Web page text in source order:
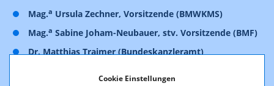
Cookie Einstellungen
Mag.a Ursula Zechner, Vorsitzende (BMWKMS)
Mag.a Sabine Joham-Neubauer, stv. Vorsitzende (BMF)
Dr. Matthias Traimer (Bundeskanzleramt)